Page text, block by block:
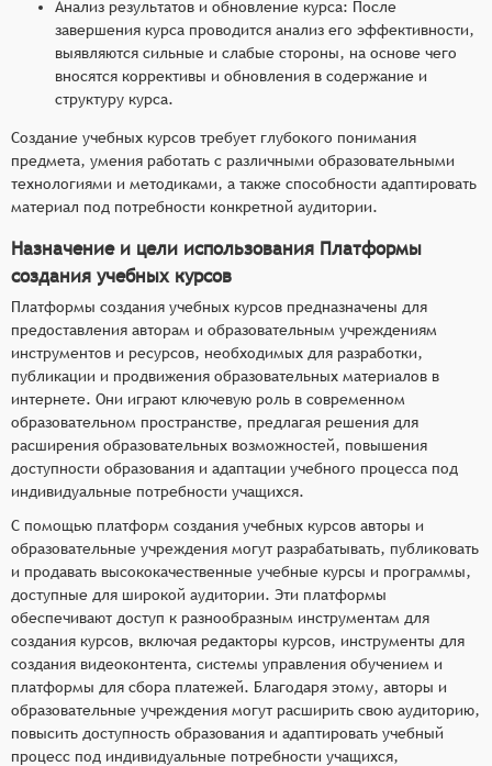
Анализ результатов и обновление курса: После
завершения курса проводится анализ его эффективности,
выявляются сильные и слабые стороны, на основе чего
вносятся коррективы и обновления в содержание и
структуру курса.
Создание учебных курсов требует глубокого понимания
предмета, умения работать с различными образовательными
технологиями и методиками, а также способности адаптировать
материал под потребности конкретной аудитории.
Назначение и цели использования Платформы
создания учебных курсов
Платформы создания учебных курсов предназначены для
предоставления авторам и образовательным учреждениям
инструментов и ресурсов, необходимых для разработки,
публикации и продвижения образовательных материалов в
интернете. Они играют ключевую роль в современном
образовательном пространстве, предлагая решения для
расширения образовательных возможностей, повышения
доступности образования и адаптации учебного процесса под
индивидуальные потребности учащихся.
С помощью платформ создания учебных курсов авторы и
образовательные учреждения могут разрабатывать, публиковать
и продавать высококачественные учебные курсы и программы,
доступные для широкой аудитории. Эти платформы
обеспечивают доступ к разнообразным инструментам для
создания курсов, включая редакторы курсов, инструменты для
создания видеоконтента, системы управления обучением и
платформы для сбора платежей. Благодаря этому, авторы и
образовательные учреждения могут расширить свою аудиторию,
повысить доступность образования и адаптировать учебный
процесс под индивидуальные потребности учащихся,